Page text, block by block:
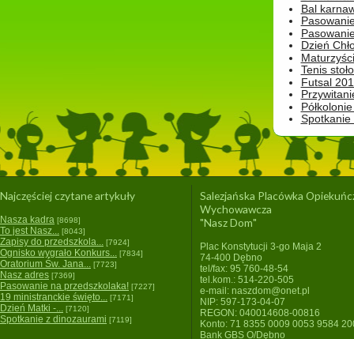
Bal
Dzień
Tenis
Futsal
Najczęściej czytane artykuły
Nasza kadra [8698]
To jest Nasz... [8043]
Zapisy do przedszkola... [7924]
Ognisko wygrało Konkurs... [7834]
Oratorium Św. Jana... [7723]
Nasz adres [7369]
Pasowanie na przedszkolaka! [7227]
19 ministranckie święto... [7171]
Dzień Matki -... [7120]
Spotkanie z dinozaurami [7119]
Salezjańska Placówka
Wychowawcza
"Nasz Dom"
Plac Konstytucji 3-go Maja 2
74-400 Dębno
tel/fax: 95 760-48-54
tel.kom.: 514-220-505
e-mail: naszdom@onet.pl
NIP: 597-173-04-07
REGON: 040014608-00816
Konto: 71 8355 0009 0053 9584
Bank GBS O/Dębno